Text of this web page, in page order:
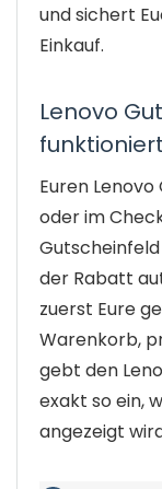
und sichert
Einkauf.
Lenovo
Euren
oder im
der Rabatt
zuerst Eure
Warenkorb,
gebt den
exakt so ein,
angezeigt